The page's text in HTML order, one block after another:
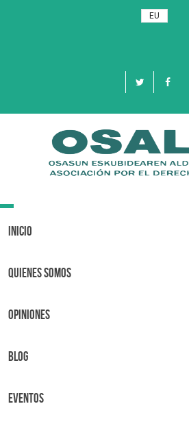
EU
Toggle
Inicio
Quienes Somos
OPINIONES
BLOG
Eventos